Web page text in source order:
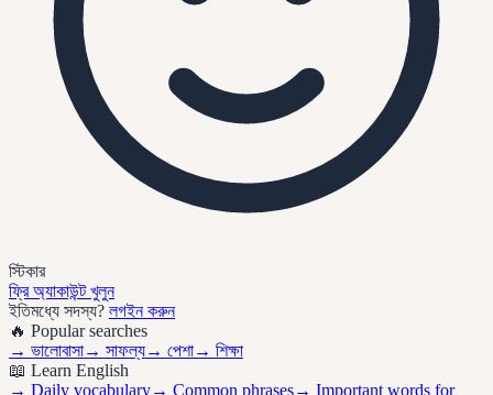
স্টিকার
ফ্রি অ্যাকাউন্ট খুলুন
ইতিমধ্যে সদস্য? লগইন করুন
🔥 Popular searches
→ ভালোবাসা→ সাফল্য→ পেশা→ শিক্ষা
📖 Learn English
→ Daily vocabulary→ Common phrases→ Important words for